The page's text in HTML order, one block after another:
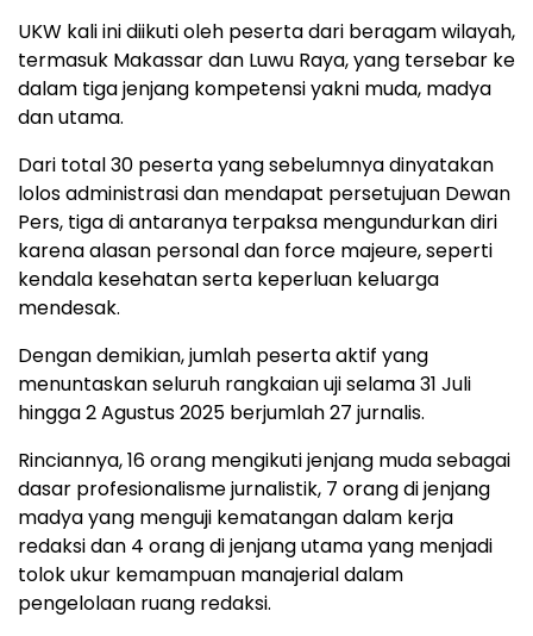
UKW kali ini diikuti oleh peserta dari beragam wilayah,
termasuk Makassar dan Luwu Raya, yang tersebar ke
dalam tiga jenjang kompetensi yakni muda, madya
dan utama.
Dari total 30 peserta yang sebelumnya dinyatakan
lolos administrasi dan mendapat persetujuan Dewan
Pers, tiga di antaranya terpaksa mengundurkan diri
karena alasan personal dan force majeure, seperti
kendala kesehatan serta keperluan keluarga
mendesak.
Dengan demikian, jumlah peserta aktif yang
menuntaskan seluruh rangkaian uji selama 31 Juli
hingga 2 Agustus 2025 berjumlah 27 jurnalis.
Rinciannya, 16 orang mengikuti jenjang muda sebagai
dasar profesionalisme jurnalistik, 7 orang di jenjang
madya yang menguji kematangan dalam kerja
redaksi dan 4 orang di jenjang utama yang menjadi
tolok ukur kemampuan manajerial dalam
pengelolaan ruang redaksi.